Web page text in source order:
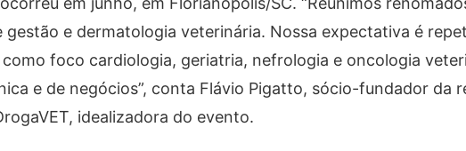
gestão e dermatologia veterinária. Nossa expectativa é
foco cardiologia, geriatria, nefrologia e oncologia
e de negócios”, conta Flávio Pigatto, sócio-fundador da
idealizadora do evento.